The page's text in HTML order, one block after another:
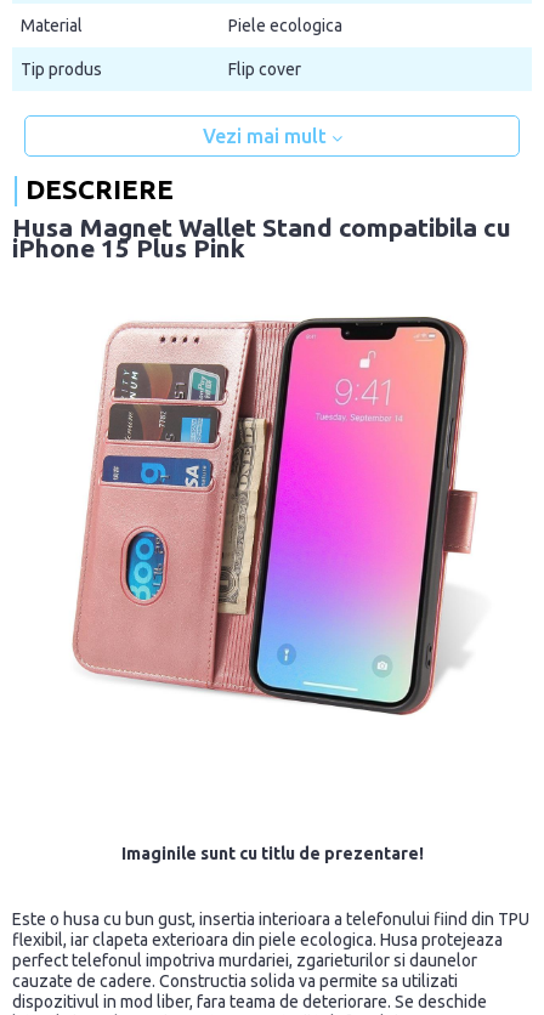
Material Piele ecologica
Tip produs Flip cover
Vezi mai mult
DESCRIERE
Husa Magnet Wallet Stand compatibila cu
iPhone 15 Plus Pink
Imaginile sunt cu titlu de prezentare!
Este o husa cu bun gust, insertia interioara a telefonului fiind din TPU
flexibil, iar clapeta exterioara din piele ecologica. Husa protejeaza
perfect telefonul impotriva murdariei, zgarieturilor si daunelor
cauzate de cadere. Constructia solida va permite sa utilizati
dispozitivul in mod liber, fara teama de deteriorare. Se deschide